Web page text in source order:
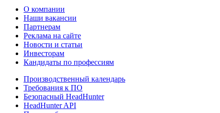
О компании
Наши вакансии
Партнерам
Реклама на сайте
Новости и статьи
Инвесторам
Кандидаты по профессиям
Производственный календарь
Требования к ПО
Безопасный HeadHunter
HeadHunter API